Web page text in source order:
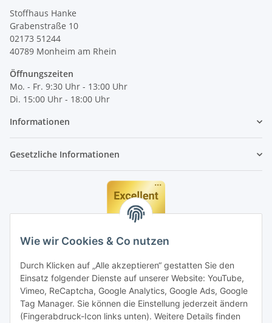
Wie wir Cookies & Co nutzen
Durch Klicken auf „Alle akzeptieren“ gestatten Sie den
Einsatz folgender Dienste auf unserer Website: YouTube,
Vimeo, ReCaptcha, Google Analytics, Google Ads, Google
Tag Manager. Sie können die Einstellung jederzeit ändern
(Fingerabdruck-Icon links unten). Weitere Details finden
Stoffhaus Hanke
Grabenstraße 10
02173 51244
40789 Monheim am Rhein
Öffnungszeiten
Mo. - Fr. 9:30 Uhr - 13:00 Uhr
Di. 15:00 Uhr - 18:00 Uhr
Informationen
Gesetzliche Informationen